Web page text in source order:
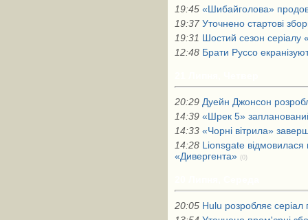
19:45 «Шибайголова»
19:37 Уточнено стартові
19:31 Шостий сезон серіалу
12:48 Брати Руссо
20:29 Дуейн Джонсон
14:39 «Шрек 5»
14:33 «Чорні вітрила»
14:28 Lionsgate відмовилася
«Дивергента» (0)
20:05 Hulu розробляє серіал